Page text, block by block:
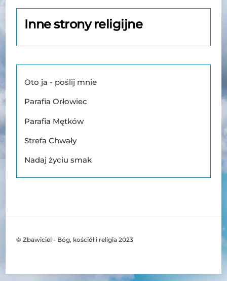
Inne strony religijne
Oto ja - poślij mnie
Parafia Orłowiec
Parafia Mętków
Strefa Chwały
Nadaj życiu smak
Top
© Zbawiciel - Bóg, kościół i religia 2023